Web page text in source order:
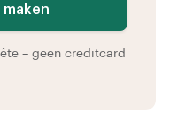
– geen creditcard